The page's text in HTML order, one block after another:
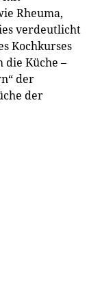
Rheuma,
verdeutlicht
Kochkurses
die Küche –
der
der